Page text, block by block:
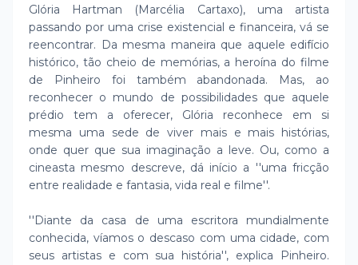
Glória Hartman (Marcélia Cartaxo), uma artista
passando por uma crise existencial e financeira, vá se
reencontrar. Da mesma maneira que aquele edifício
histórico, tão cheio de memórias, a heroína do filme
de Pinheiro foi também abandonada. Mas, ao
reconhecer o mundo de possibilidades que aquele
prédio tem a oferecer, Glória reconhece em si
mesma uma sede de viver mais e mais histórias,
onde quer que sua imaginação a leve. Ou, como a
cineasta mesmo descreve, dá início a ''uma fricção
entre realidade e fantasia, vida real e filme''.
''Diante da casa de uma escritora mundialmente
conhecida, víamos o descaso com uma cidade, com
seus artistas e com sua história'', explica Pinheiro.